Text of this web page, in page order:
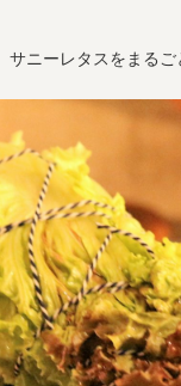
ニーレタスをまるご